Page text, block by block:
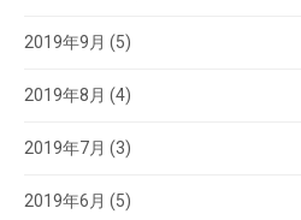
2019年9月 (5)
2019年8月 (4)
2019年7月 (3)
2019年6月 (5)